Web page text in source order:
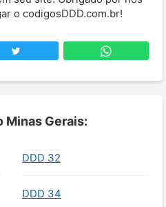
o codigosDDD.com.br!
Minas Gerais:
DDD 32
DDD 34